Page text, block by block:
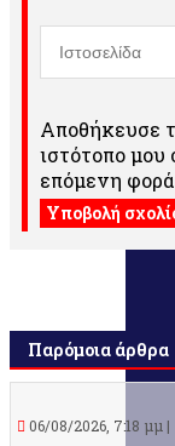
Αποθήκευσε
ιστότοπο μου
επόμενη
Παρόμοια άρθρα
06/08/2026, 7:18 μμ |